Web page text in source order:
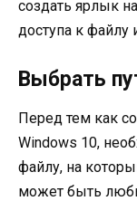
создать ярлык
доступа к файлу
Выбрать
Перед тем как
Windows 10,
файлу, на
может быть